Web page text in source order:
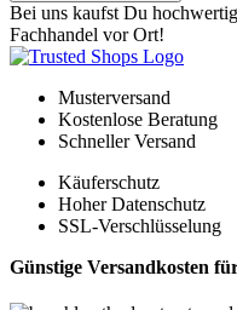
Bei uns kaufst Du
Fachhandel vor Ort!
Musterversand
Kostenlose Beratung
Schneller Versand
Käuferschutz
Hoher Datenschutz
SSL-Verschlüsselung
Günstige Versandkosten